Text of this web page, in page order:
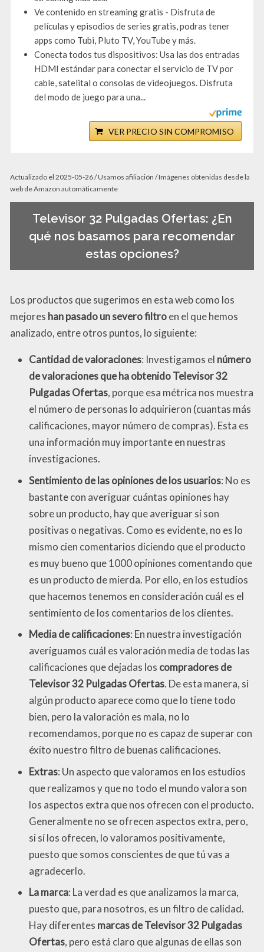
Ve contenido en streaming gratis - Disfruta de
películas y episodios de series gratis, podras tener
apps como Tubi, Pluto TV, YouTube y más.
Conecta todos tus dispositivos: Usa las dos entradas
HDMI estándar para conectar el servicio de TV por
cable, satelital o consolas de videojuegos. Disfruta
del modo de juego para una...
VER PRECIO SIN COMPROMISO
Actualizado el 2025-05-26 / Usamos afiliación / Imágenes obtenidas desde la
web de Amazon automáticamente
Televisor 32 Pulgadas Ofertas: ¿En
qué nos basamos para recomendar
estas opciones?
Los productos que sugerimos en esta web como los
mejores han pasado un severo filtroen el que hemos
analizado, entre otros puntos, lo siguiente:
Cantidad de valoraciones: Investigamos el número
de valoraciones que ha obtenido Televisor 32
Pulgadas Ofertas, porque esa métrica nos muestra
el número de personas lo adquirieron (cuantas más
calificaciones, mayor número de compras). Esta es
una información muy importante en nuestras
investigaciones.
Sentimiento de las opiniones de los usuarios: No es
bastante con averiguar cuántas opiniones hay
sobre un producto, hay que averiguar si son
positivas o negativas. Como es evidente, no es lo
mismo cien comentarios diciendo que el producto
es muy bueno que 1000 opiniones comentando que
es un producto de mierda. Por ello, en los estudios
que hacemos tenemos en consideración cuál es el
sentimiento de los comentarios de los clientes.
Media de calificaciones: En nuestra investigación
averiguamos cuál es valoración media de todas las
calificaciones que dejadas los compradores de
Televisor 32 Pulgadas Ofertas. De esta manera, si
algún producto aparece como que lo tiene todo
bien, pero la valoración es mala, no lo
recomendamos, porque no es capaz de superar con
éxito nuestro filtro de buenas calificaciones.
Extras: Un aspecto que valoramos en los estudios
que realizamos y que no todo el mundo valora son
los aspectos extra que nos ofrecen con el producto.
Generalmente no se ofrecen aspectos extra, pero,
si sí los ofrecen, lo valoramos positivamente,
puesto que somos conscientes de que tú vas a
agradecerlo.
La marca: La verdad es que analizamos la marca,
puesto que, para nosotros, es un filtro de calidad.
Hay diferentes marcas de Televisor 32 Pulgadas
Ofertas, pero está claro que algunas de ellas son